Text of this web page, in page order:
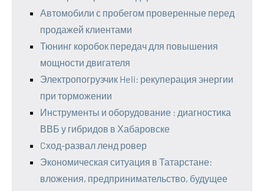
Автомобили с пробегом проверенные перед
продажей клиентами
Тюнинг коробок передач для повышения
мощности двигателя
Электропогрузчик Heli: рекуперация энергии
при торможении
Инструменты и оборудование : диагностика
ВВБ у гибридов в Хабаровске
Cход-развал ленд ровер
Экономическая ситуация в Татарстане:
вложения, предпринимательство, будущее